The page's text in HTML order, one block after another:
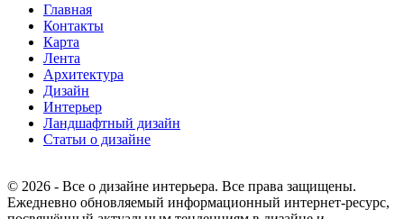
Главная
Контакты
Карта
Лента
Архитектура
Дизайн
Интерьер
Ландшафтный дизайн
Статьи о дизайне
© 2026 - Все о дизайне интерьера. Все права защищены.
Ежедневно обновляемый информационный интернет-ресурс,